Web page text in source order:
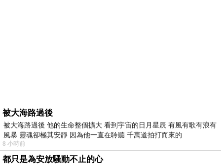
被大海路過後
被大海路過後 他的生命整個擴大 看到宇宙的日月星辰 有風有歌有浪有
風暴 靈魂卻極其安靜 因為他一直在聆聽 千萬道拍打而來的
8 小時前
都只是為安放騷動不止的心